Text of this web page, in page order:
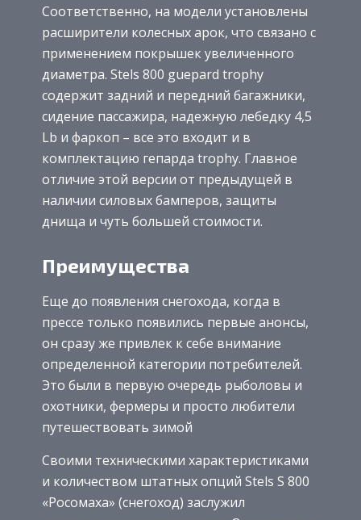
Соответственно, на модели установлены
расширители колесных арок, что связано с
применением покрышек увеличенного
диаметра. Stels 800 guepard trophy
содержит задний и передний багажники,
сидение пассажира, надежную лебедку 4,5
Lb и фаркоп – все это входит и в
комплектацию гепарда trophy. Главное
отличие этой версии от предыдущей в
наличии силовых бамперов, защиты
днища и чуть большей стоимости.
Преимущества
Еще до появления снегохода, когда в
прессе только появились первые анонсы,
он сразу же привлек к себе внимание
определенной категории потребителей.
Это были в первую очередь рыболовы и
охотники, фермеры и просто любители
путешествовать зимой
Своими техническими характеристиками
и количеством штатных опций Stels S 800
«Росомаха» (снегоход) заслужил